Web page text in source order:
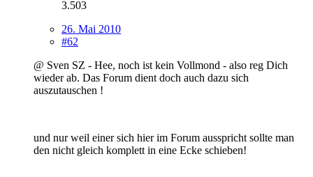
3.503
26. Mai 2010
#62
@ Sven SZ - Hee, noch ist kein Vollmond - also reg Dich
wieder ab. Das Forum dient doch auch dazu sich
auszutauschen !
und nur weil einer sich hier im Forum ausspricht sollte man
den nicht gleich komplett in eine Ecke schieben!